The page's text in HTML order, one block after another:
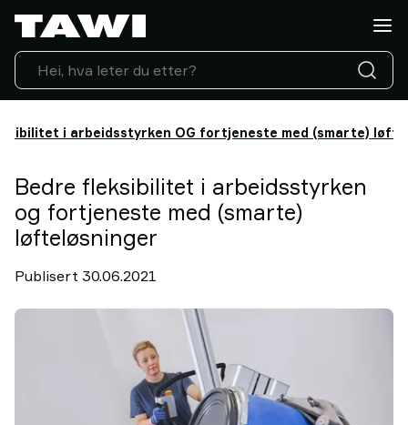
i arbeidsstyrken OG fortjeneste med (smarte)
Bedre fleksibilitet i arbeidsstyrken
og fortjeneste med (smarte)
løfteløsninger
Publisert 30.06.2021
Hva
vil
du
løfte?
Løfteutstyr
Support
Referanser
Innsikt
oss
Hvorfor